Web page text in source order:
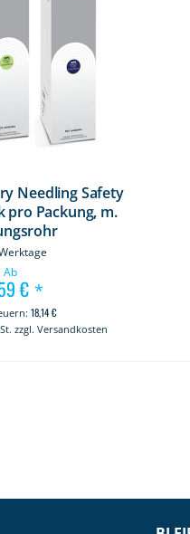
Needling Safety
pro Packung, m.
Ab
€ *
18,14 €
zzgl. Versandkosten